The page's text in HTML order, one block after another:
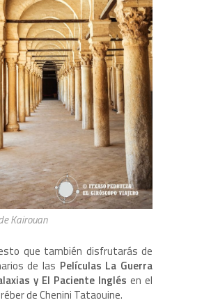
Kairouan
que también disfrutarás de
de las Películas La Guerra
y El Paciente Inglés en el
de Chenini Tataouine.